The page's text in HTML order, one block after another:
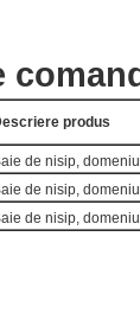
produs
de nisip,
de nisip,
de nisip,